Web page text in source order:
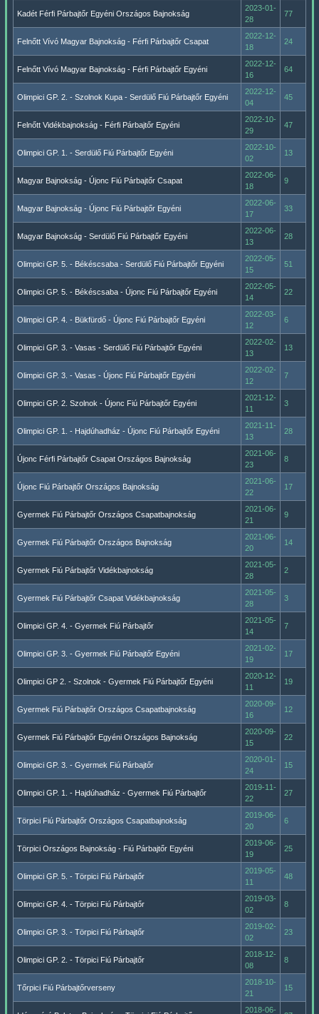
Kadét Férfi Párbajtőr Egyéni Országos Bajnokság
2023-01-
28
77
Felnőtt Vívó Magyar Bajnokság - Férfi Párbajtőr Csapat
2022-12-
18
24
Felnőtt Vívó Magyar Bajnokság - Férfi Párbajtőr Egyéni
2022-12-
16
64
Olimpici GP. 2. - Szolnok Kupa - Serdülő Fiú Párbajtőr Egyéni
2022-12-
04
45
Felnőtt Vidékbajnokság - Férfi Párbajtőr Egyéni
2022-10-
29
47
Olimpici GP. 1. - Serdülő Fiú Párbajtőr Egyéni
2022-10-
02
13
Magyar Bajnokság - Újonc Fiú Párbajtőr Csapat
2022-06-
18
9
Magyar Bajnokság - Újonc Fiú Párbajtőr Egyéni
2022-06-
17
33
Magyar Bajnokság - Serdülő Fiú Párbajtőr Egyéni
2022-06-
13
28
Olimpici GP. 5. - Békéscsaba - Serdülő Fiú Párbajtőr Egyéni
2022-05-
15
51
Olimpici GP. 5. - Békéscsaba - Újonc Fiú Párbajtőr Egyéni
2022-05-
14
22
Olimpici GP. 4. - Bükfürdő - Újonc Fiú Párbajtőr Egyéni
2022-03-
12
6
Olimpici GP. 3. - Vasas - Serdülő Fiú Párbajtőr Egyéni
2022-02-
13
13
Olimpici GP. 3. - Vasas - Újonc Fiú Párbajtőr Egyéni
2022-02-
12
7
Olimpici GP. 2. Szolnok - Újonc Fiú Párbajtőr Egyéni
2021-12-
11
3
Olimpici GP. 1. - Hajdúhadház - Újonc Fiú Párbajtőr Egyéni
2021-11-
13
28
Újonc Férfi Párbajtőr Csapat Országos Bajnokság
2021-06-
23
8
Újonc Fiú Párbajtőr Országos Bajnokság
2021-06-
22
17
Gyermek Fiú Párbajtőr Országos Csapatbajnokság
2021-06-
21
9
Gyermek Fiú Párbajtőr Országos Bajnokság
2021-06-
20
14
Gyermek Fiú Párbajtőr Vidékbajnokság
2021-05-
28
2
Gyermek Fiú Párbajtőr Csapat Vidékbajnokság
2021-05-
28
3
Olimpici GP. 4. - Gyermek Fiú Párbajtőr
2021-05-
14
7
Olimpici GP. 3. - Gyermek Fiú Párbajtőr Egyéni
2021-02-
19
17
Olimpici GP 2. - Szolnok - Gyermek Fiú Párbajtőr Egyéni
2020-12-
11
19
Gyermek Fiú Párbajtőr Országos Csapatbajnokság
2020-09-
16
12
Gyermek Fiú Párbajtőr Egyéni Országos Bajnokság
2020-09-
15
22
Olimpici GP. 3. - Gyermek Fiú Párbajtőr
2020-01-
24
15
Olimpici GP. 1. - Hajdúhadház - Gyermek Fiú Párbajtőr
2019-11-
22
27
Törpici Fiú Párbajtőr Országos Csapatbajnokság
2019-06-
20
6
Törpici Országos Bajnokság - Fiú Párbajtőr Egyéni
2019-06-
19
25
Olimpici GP. 5. - Törpici Fiú Párbajtőr
2019-05-
11
48
Olimpici GP. 4. - Törpici Fiú Párbajtőr
2019-03-
02
8
Olimpici GP. 3. - Törpici Fiú Párbajtőr
2019-02-
02
23
Olimpici GP. 2. - Törpici Fiú Párbajtőr
2018-12-
08
8
Tőrpici Fiú Párbajtőrverseny
2018-10-
21
15
2018-06-